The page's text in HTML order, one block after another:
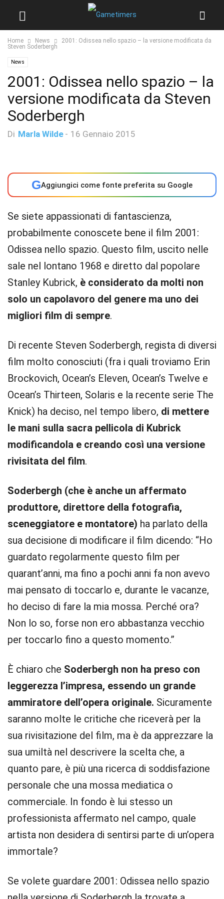
Home News
2001: Odissea nello spazio – la versione modificata da
Steven Soderbergh
News
2001: Odissea nello spazio – la
versione modificata da Steven
Soderbergh
Di Marla Wilde - 16 Gennaio 2015
GAggiungici come fonte preferita su Google
Se siete appassionati di fantascienza,
probabilmente conoscete bene il film 2001:
Odissea nello spazio. Questo film, uscito nelle
sale nel lontano 1968 e diretto dal popolare
Stanley Kubrick, è considerato da molti non
solo un capolavoro del genere ma uno dei
migliori film di sempre.
Di recente Steven Soderbergh, regista di diversi
film molto conosciuti (fra i quali troviamo Erin
Brockovich, Ocean’s Eleven, Ocean’s Twelve e
Ocean’s Thirteen, Solaris e la recente serie The
Knick) ha deciso, nel tempo libero, di mettere
le mani sulla sacra pellicola di Kubrick
modificandola e creando così una versione
rivisitata del film.
Soderbergh (che è anche un affermato
produttore, direttore della fotografia,
sceneggiatore e montatore) ha parlato della
sua decisione di modificare il film dicendo: “Ho
guardato regolarmente questo film per
quarant’anni, ma fino a pochi anni fa non avevo
mai pensato di toccarlo e, durante le vacanze,
ho deciso di fare la mia mossa. Perché ora?
Non lo so, forse non ero abbastanza vecchio
per toccarlo fino a questo momento.”
È chiaro che Soderbergh non ha preso con
leggerezza l’impresa, essendo un grande
ammiratore dell’opera originale. Sicuramente
saranno molte le critiche che riceverà per la
sua rivisitazione del film, ma è da apprezzare la
sua umiltà nel descrivere la scelta che, a
quanto pare, è più una ricerca di soddisfazione
personale che una mossa mediatica o
commerciale. In fondo è lui stesso un
professionista affermato nel campo, quale
artista non desidera di sentirsi parte di un’opera
immortale?
Se volete guardare 2001: Odissea nello spazio